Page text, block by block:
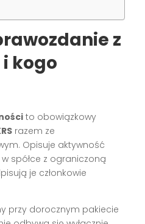
z
kogo
to obowiązkowy
razem ze
Opisuje aktywność
spółce z ograniczoną
je członkowie
przy dorocznym pakiecie